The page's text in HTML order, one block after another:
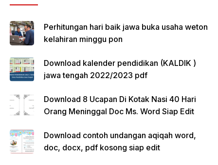
Perhitungan hari baik jawa buka usaha weton
kelahiran minggu pon
Download kalender pendidikan (KALDIK )
jawa tengah 2022/2023 pdf
Download 8 Ucapan Di Kotak Nasi 40 Hari
Orang Meninggal Doc Ms. Word Siap Edit
Download contoh undangan aqiqah word,
doc, docx, pdf kosong siap edit